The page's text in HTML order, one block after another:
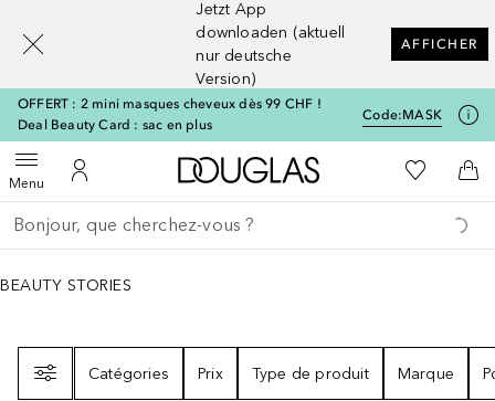
Jetzt App
downloaden (aktuell
nur deutsche
Version)
AFFICHER
OFFERT : 2 mini masques cheveux dès 99 CHF !
Deal Beauty Card : sac en plus
Code:MASK
MenuOuvrir le menuVers Mon Compte
Vers l'accueil Douglas
Vers Ma
Retourner
Exécuter la recherche
BEAUTY STORIES
Catégories
Prix Type de produit Marque
[navigation.slideout.screenreader]